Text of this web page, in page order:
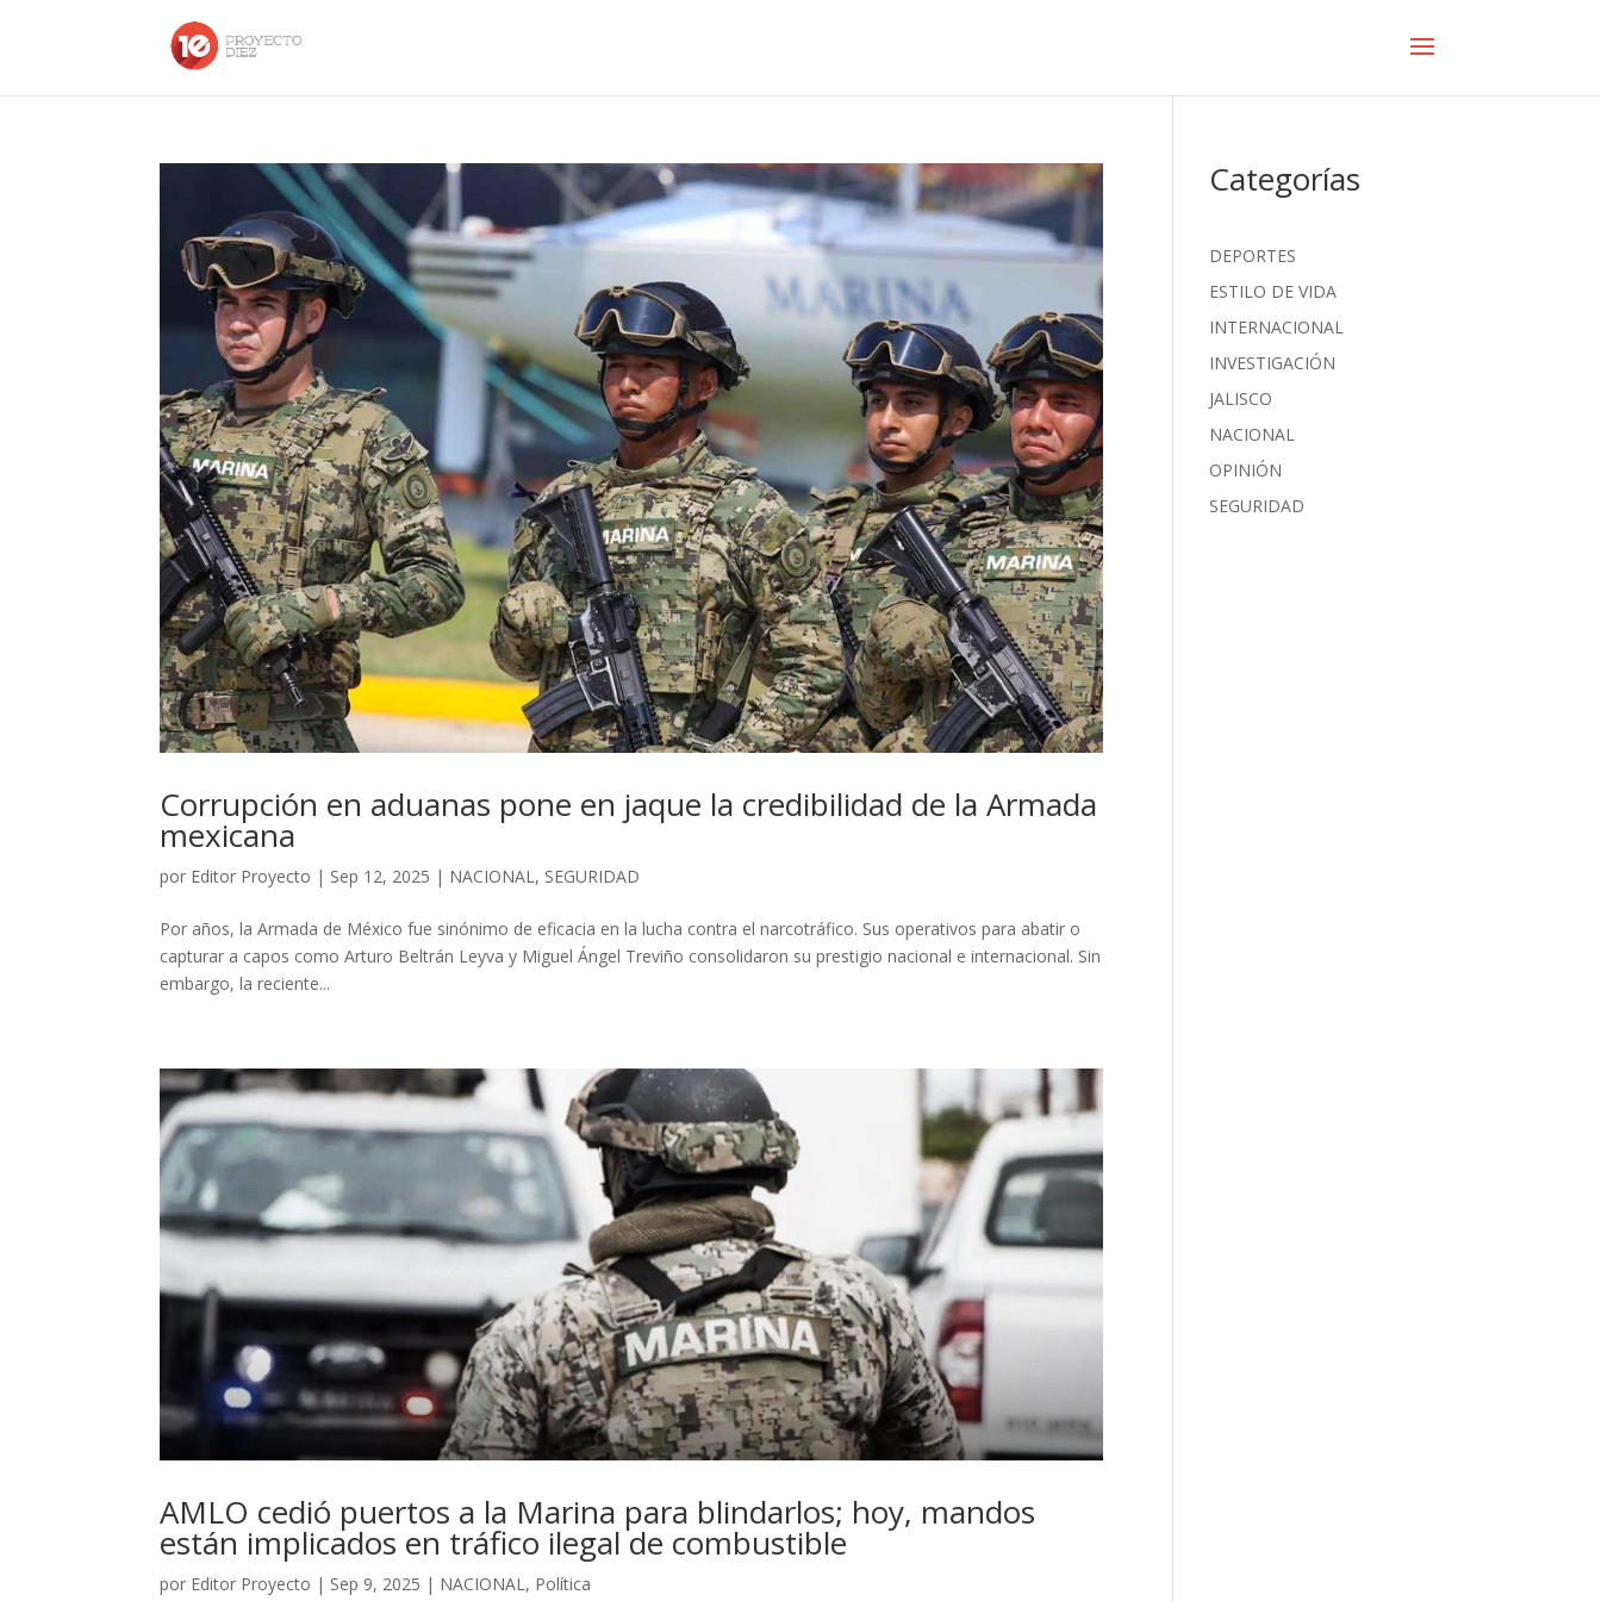
Corrupción en aduanas pone en jaque la credibilidad de la Armada
mexicana
por Editor Proyecto | Sep 12, 2025 | NACIONAL , SEGURIDAD
Por años, la Armada de México fue sinónimo de eficacia en la lucha contra el narcotráfico. Sus operativos para abatir o
capturar a capos como Arturo Beltrán Leyva y Miguel Ángel Treviño consolidaron su prestigio nacional e internacional. Sin
embargo, la reciente...
AMLO cedió puertos a la Marina para blindarlos; hoy, mandos
están implicados en tráfico ilegal de combustible
por Editor Proyecto | Sep 9, 2025 | NACIONAL , Política
Categorías
DEPORTES
ESTILO DE VIDA
INTERNACIONAL
INVESTIGACIÓN
JALISCO
NACIONAL
OPINIÓN
SEGURIDAD